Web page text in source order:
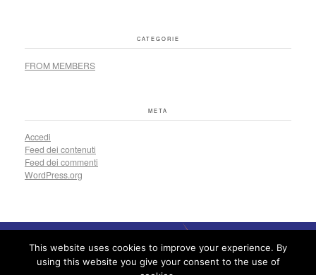
CATEGORIE
FROM MEMBERS
META
Accedi
Feed dei contenuti
Feed dei commenti
WordPress.org
This website uses cookies to improve your experience. By
using this website you give your consent to the use of